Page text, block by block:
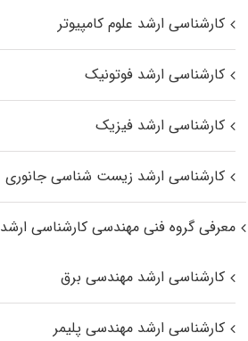
کارشناسی ارشد علوم کامپیوتر
کارشناسی ارشد فوتونیک
کارشناسی ارشد فیزیک
کارشناسی ارشد زیست‌ شناسی جانوری
معرفی گروه فنی مهندسی کارشناسی ارشد
کارشناسی ارشد مهندسی برق
کارشناسی ارشد مهندسی پلیمر